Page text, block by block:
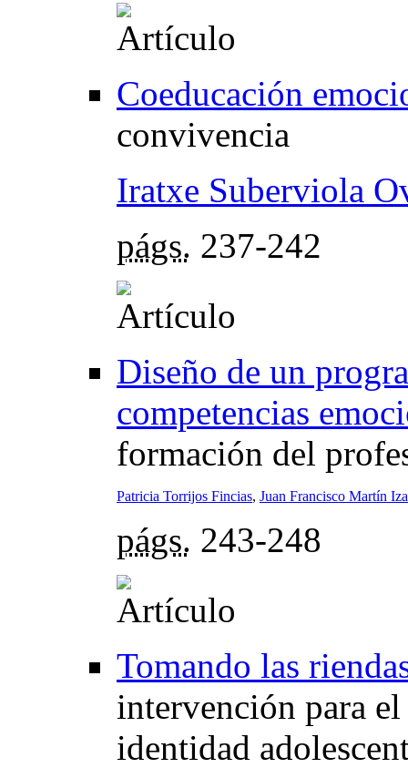
Coeducación
convivencia
Iratxe Suberviola
págs. 237-242
Diseño de un
competencias
formación del
Patricia Torrijos Fincias, Juan Francisco Martín
págs. 243-248
Tomando las
intervención para
identidad